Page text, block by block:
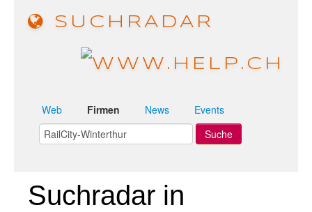
SUCHRADAR
Web Firmen News Events
Suchradar in